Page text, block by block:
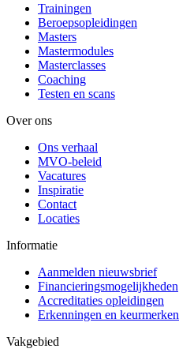
Trainingen
Beroepsopleidingen
Masters
Mastermodules
Masterclasses
Coaching
Testen en scans
Over ons
Ons verhaal
MVO-beleid
Vacatures
Inspiratie
Contact
Locaties
Informatie
Aanmelden nieuwsbrief
Financieringsmogelijkheden
Accreditaties opleidingen
Erkenningen en keurmerken
Vakgebied